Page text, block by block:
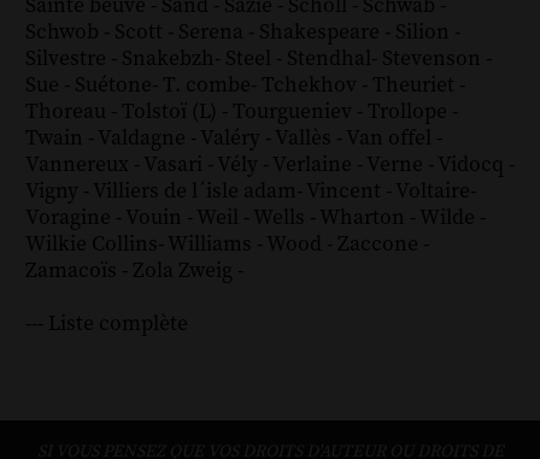
Sainte beuve - Sand - Sazie - Scholl - Schwab -
Schwob - Scott - Serena - Shakespeare - Silion -
Silvestre - Snakebzh- Steel - Stendhal- Stevenson -
Sue - Suétone- T. combe- Tchekhov - Theuriet -
Thoreau - Tolstoï (L) - Tourgueniev - Trollope -
Twain - Valdagne - Valéry - Vallès - Van offel -
Vannereux - Vasari - Vély - Verlaine - Verne - Vidocq -
Vigny - Villiers de l´isle adam- Vincent - Voltaire-
Voragine - Vouin - Weil - Wells - Wharton - Wilde -
Wilkie Collins- Williams - Wood - Zaccone -
Zamacoïs - Zola Zweig -
--- Liste complète